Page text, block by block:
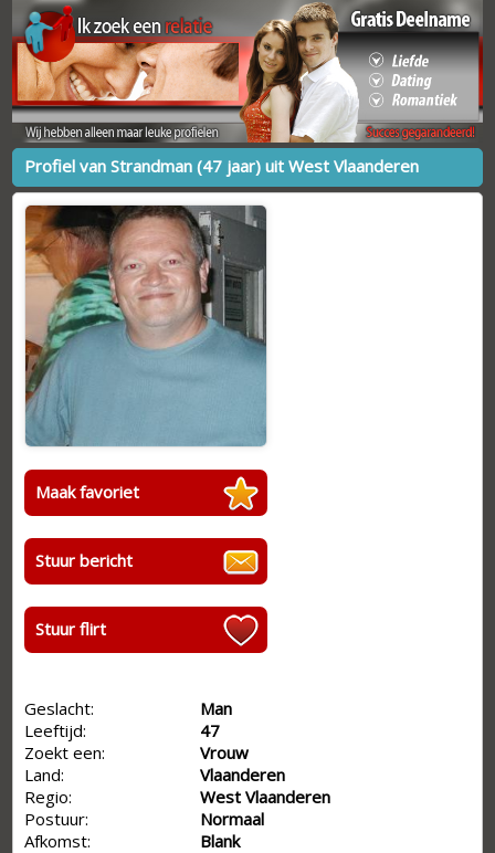
Profiel van Strandman (47 jaar) uit West Vlaanderen
Maak favoriet
Stuur bericht
Stuur flirt
Geslacht:
Man
Leeftijd:
47
Zoekt een:
Vrouw
Land:
Vlaanderen
Regio:
West Vlaanderen
Postuur:
Normaal
Afkomst:
Blank